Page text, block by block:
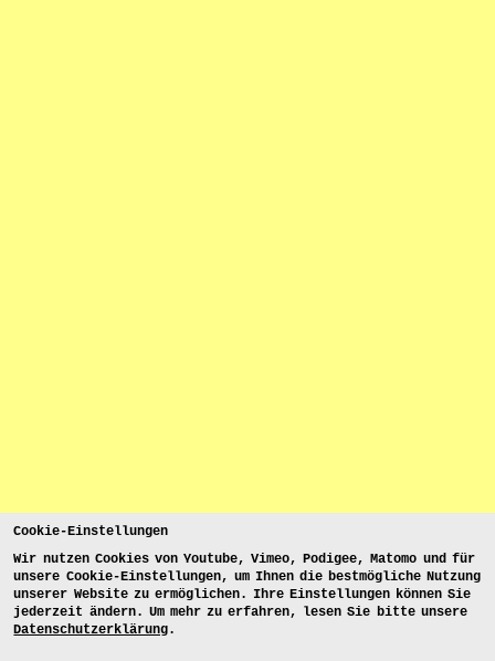
Cookie-Einstellungen
Wir nutzen Cookies von Youtube, Vimeo, Podigee, Matomo und für
unsere Cookie-Einstellungen, um Ihnen die bestmögliche Nutzung
unserer Website zu ermöglichen. Ihre Einstellungen können Sie
jederzeit ändern. Um mehr zu erfahren, lesen Sie bitte unsere
Datenschutzerklärung.